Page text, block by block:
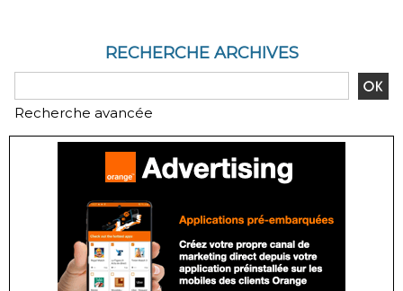
RECHERCHE ARCHIVES
Recherche avancée